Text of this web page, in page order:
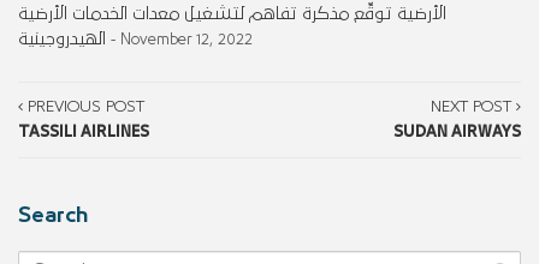
الأرضية توقِّع مذكرة تفاهم لتشغيل معدات الخدمات الأرضية
الهيدروجينية
- November 12, 2022
PREVIOUS POST
TASSILI AIRLINES
NEXT POST
SUDAN AIRWAYS
Search